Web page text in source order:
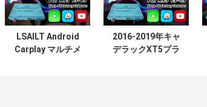
LSAILT Android
Carplay マルチメ
2016-2019年キャ
デラックXT5プラ